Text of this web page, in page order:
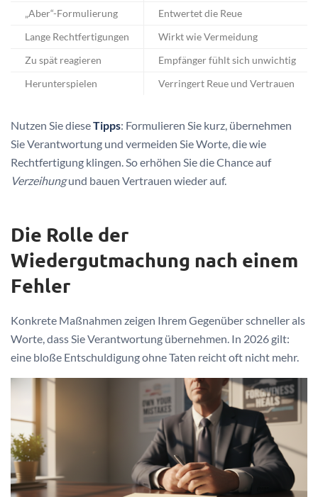
„Aber“-Formulierung Entwertet die Reue
Lange Rechtfertigungen Wirkt wie Vermeidung
Zu spät reagieren Empfänger fühlt sich unwichtig
Herunterspielen Verringert Reue und Vertrauen
Nutzen Sie dieseTipps: Formulieren Sie kurz, übernehmen
Sie Verantwortung und vermeiden Sie Worte, die wie
Rechtfertigung klingen. So erhöhen Sie die Chance auf
Verzeihungund bauen Vertrauen wieder auf.
Die Rolle der
Wiedergutmachung nach einem
Fehler
Konkrete Maßnahmen zeigen Ihrem Gegenüber schneller als
Worte, dass Sie Verantwortung übernehmen. In 2026 gilt:
eine bloße Entschuldigung ohne Taten reicht oft nicht mehr.